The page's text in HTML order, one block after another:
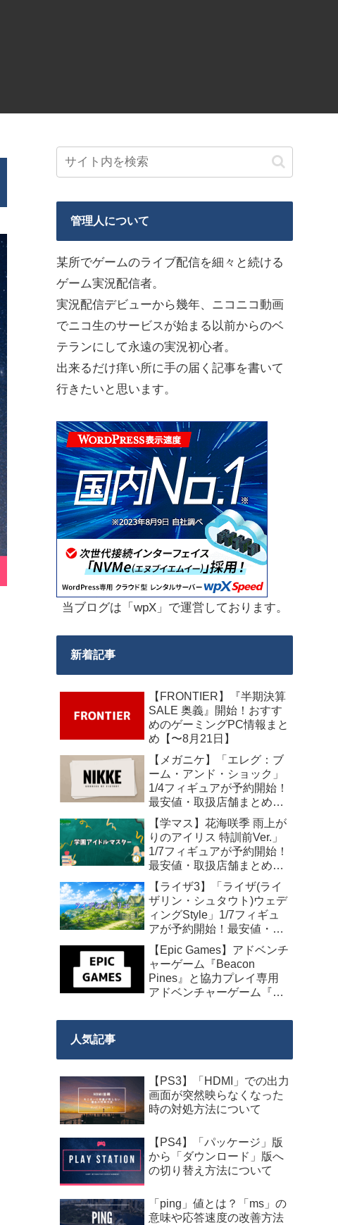
管理人について
某所でゲームのライブ配信を細々と続ける
ゲーム実況配信者。
実況配信デビューから幾年、ニコニコ動画
でニコ生のサービスが始まる以前からのベ
テランにして永遠の実況初心者。
出来るだけ痒い所に手の届く記事を書いて
行きたいと思います。
当ブログは「wpX」で運営しております。
新着記事
【FRONTIER】『半期決算
SALE 奥義』開始！おすす
めのゲーミングPC情報まと
め【〜8月21日】
【メガニケ】「エレグ：ブ
ーム・アンド・ショック」
1/4フィギュアが予約開始！
最安値・取扱店舗まとめ
【2027年10月発売】
【学マス】花海咲季 雨上が
りのアイリス 特訓前Ver.」
1/7フィギュアが予約開始！
最安値・取扱店舗まとめ
【2027年4月発売】
【ライザ3】「ライザ(ライ
ザリン・シュタウト)ウェデ
ィングStyle」1/7フィギュ
アが予約開始！最安値・取
扱店舗まとめ【2027年4月
発売】
【Epic Games】アドベンチ
ャーゲーム『Beacon
Pines』と協力プレイ専用
アドベンチャーゲーム『We
料配布が来週2026年8月14
人気記事
【PS3】「HDMI」での出力
画面が突然映らなくなった
時の対処方法について
【PS4】「パッケージ」版
から「ダウンロード」版へ
の切り替え方法について
「ping」値とは？「ms」の
意味や応答速度の改善方法